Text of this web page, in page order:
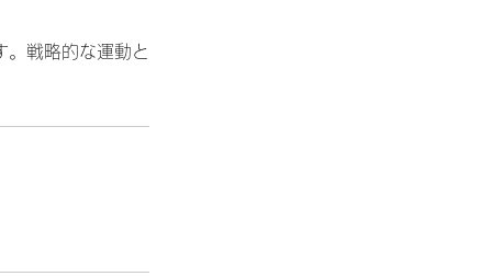
。戦略的な運動と